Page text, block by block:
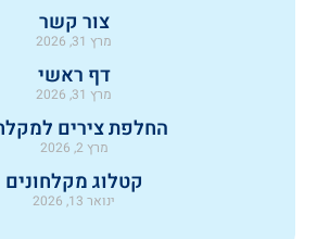
צור קשר
מרץ 31, 2026
דף ראשי
מרץ 31, 2026
החלפת צירים למקלחון
מרץ 2, 2026
קטלוג מקלחונים
ינואר 13, 2026